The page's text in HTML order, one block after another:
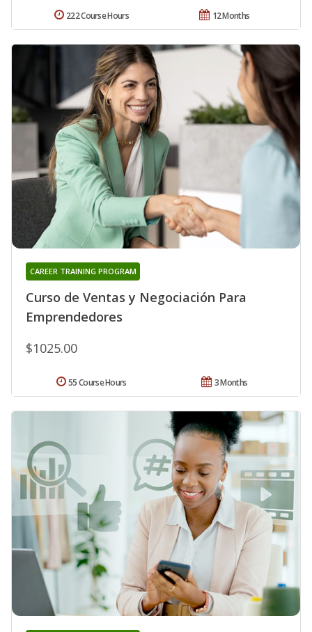
12 Months
222 Course Hours
Curso de Ventas y Negociación Para
Emprendedores
CAREER TRAINING PROGRAM
$1025.00
3 Months
55 Course Hours